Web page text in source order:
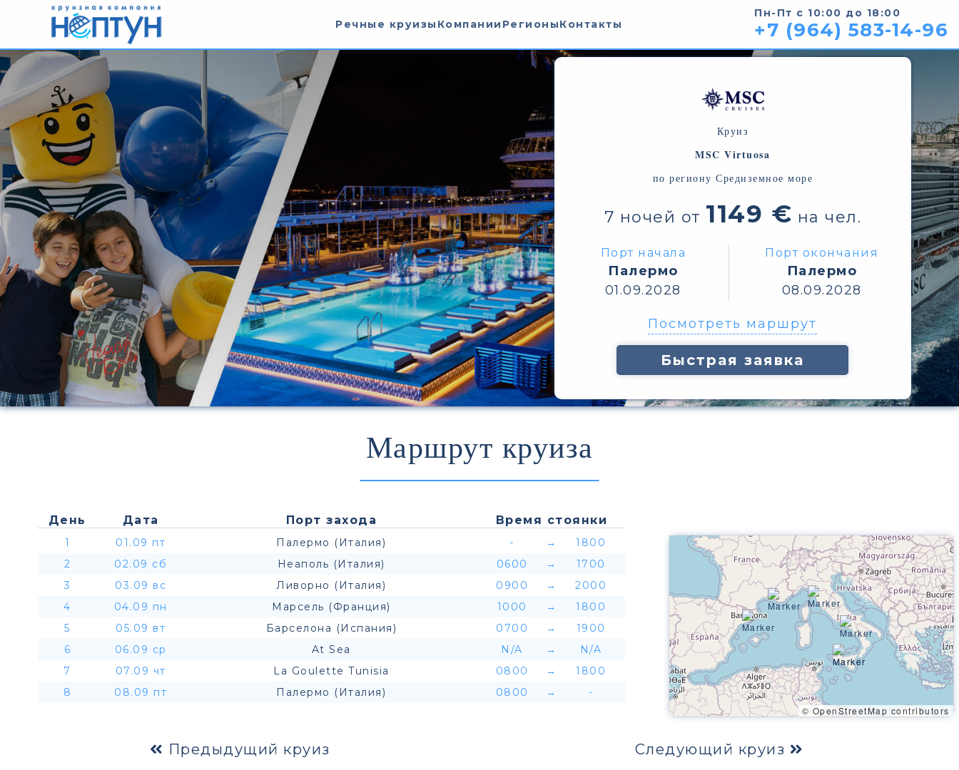
Речные круизы Компании РегионыКонтакты
Пн-Пт с 10:00 до 18:00
+7 (964) 583-14-96
Круиз
MSC Virtuosa
по региону Средиземное море
7 ночей от 1149 € на чел.
Порт начала
Палермо
01.09.2028
Порт окончания
Палермо
08.09.2028
Посмотреть маршрут
Быстрая заявка
Маршрут круиза
День Дата Порт захода Время стоянки
1 01.09 пт Палермо (Италия) - →
1800
2
02.09 сб Неаполь (Италия) 0600 →
1700
3
03.09 вс Ливорно (Италия) 0900 →
2000
4
04.09 пн Марсель (Франция) 1000 →
1800
5
05.09 вт Барселона (Испания) 0700 →
1900
6
06.09 ср At Sea N/A →
N/A
7
07.09 чт La Goulette Tunisia 0800 →
1800
8
08.09 пт Палермо (Италия) 0800 → -
© OpenStreetMap contributors
Предыдущий круиз Следующий круиз